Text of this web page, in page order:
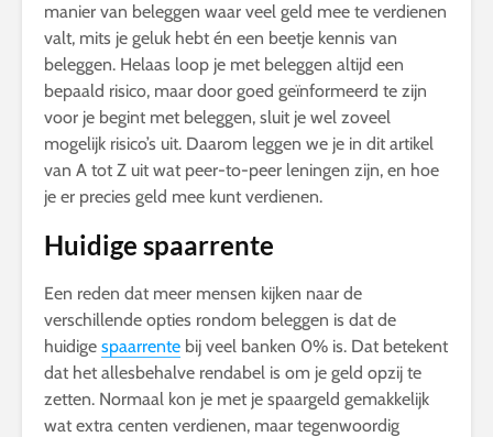
manier van beleggen waar veel geld mee te verdienen
valt, mits je geluk hebt én een beetje kennis van
beleggen. Helaas loop je met beleggen altijd een
bepaald risico, maar door goed geïnformeerd te zijn
voor je begint met beleggen, sluit je wel zoveel
mogelijk risico’s uit. Daarom leggen we je in dit artikel
van A tot Z uit wat peer-to-peer leningen zijn, en hoe
je er precies geld mee kunt verdienen.
Huidige spaarrente
Een reden dat meer mensen kijken naar de
verschillende opties rondom beleggen is dat de
huidige spaarrente bij veel banken 0% is. Dat betekent
dat het allesbehalve rendabel is om je geld opzij te
zetten. Normaal kon je met je spaargeld gemakkelijk
wat extra centen verdienen, maar tegenwoordig